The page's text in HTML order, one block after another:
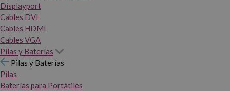
Displayport
Cables DVI
Cables HDMI
Cables VGA
Pilas y Baterías
Pilas y Baterías
Pilas
Baterías para Portátiles